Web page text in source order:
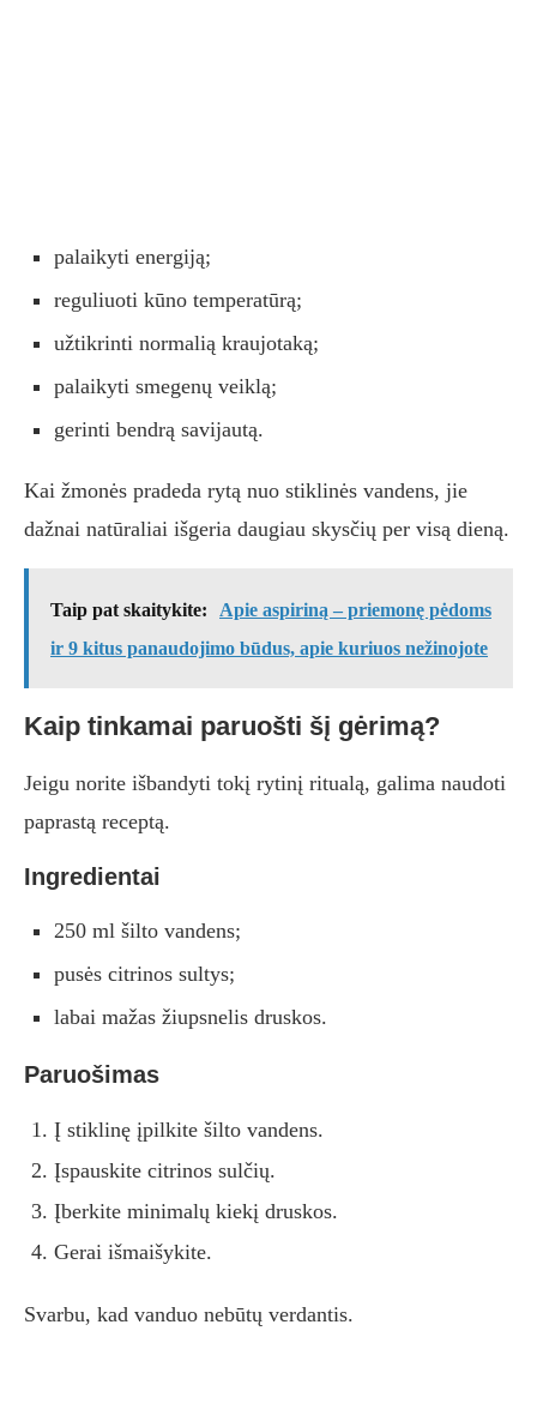
palaikyti energiją;
reguliuoti kūno temperatūrą;
užtikrinti normalią kraujotaką;
palaikyti smegenų veiklą;
gerinti bendrą savijautą.
Kai žmonės pradeda rytą nuo stiklinės vandens, jie
dažnai natūraliai išgeria daugiau skysčių per visą dieną.
Taip pat skaitykite:
Apie aspiriną ​​– priemonę pėdoms
ir 9 kitus panaudojimo būdus, apie kuriuos nežinojote
Kaip tinkamai paruošti šį gėrimą?
Jeigu norite išbandyti tokį rytinį ritualą, galima naudoti
paprastą receptą.
Ingredientai
250 ml šilto vandens;
pusės citrinos sultys;
labai mažas žiupsnelis druskos.
Paruošimas
Į stiklinę įpilkite šilto vandens.
Įspauskite citrinos sulčių.
Įberkite minimalų kiekį druskos.
Gerai išmaišykite.
Svarbu, kad vanduo nebūtų verdantis.